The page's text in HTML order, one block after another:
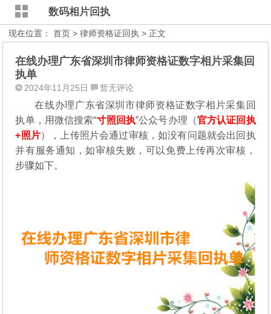
数码相片回执
现在位置：首页 >律师资格证回执 > 正文
在线办理广东省深圳市律师资格证数字相片采集回
执单
2024年11月25日 暂无评论
在线办理广东省深圳市律师资格证数字相片采集回
执单，用微信搜索“寸照回执”公众号办理（官方认证回执
+照片），
上传照片会通过审核，如没有问题就会出回执
并有服务通知，如审核失败，可以免费上传再次审核，
步骤如下。